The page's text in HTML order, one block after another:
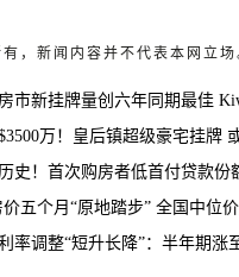
，新闻内容并不代表本网立场
新挂牌量创六年同期最佳 Kiwi不再“等风平浪
万！皇后镇超级豪宅挂牌 或创今年全国住宅成交
史！首次购房者低首付贷款份额升至
五个月“原地踏步” 全国中位价定格80.8万
调整“短升长降”：半年期涨至4.69% 五年期降至